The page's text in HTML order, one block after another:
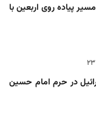
پیاده روی اربعین با
در حرم امام حسین